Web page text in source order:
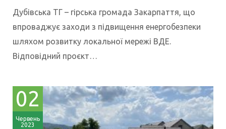
Дубівська ТГ – гірська громада Закарпаття, що
впроваджує заходи з підвищення енергобезпеки
шляхом розвитку локальної мережі ВДЕ.
Відповідний проєкт…
02
Червень
2023